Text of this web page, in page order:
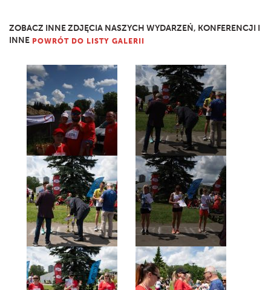
ZOBACZ INNE ZDJĘCIA NASZYCH WYDARZEŃ, KONFERENCJI I
INNE POWRÓT DO LISTY GALERII